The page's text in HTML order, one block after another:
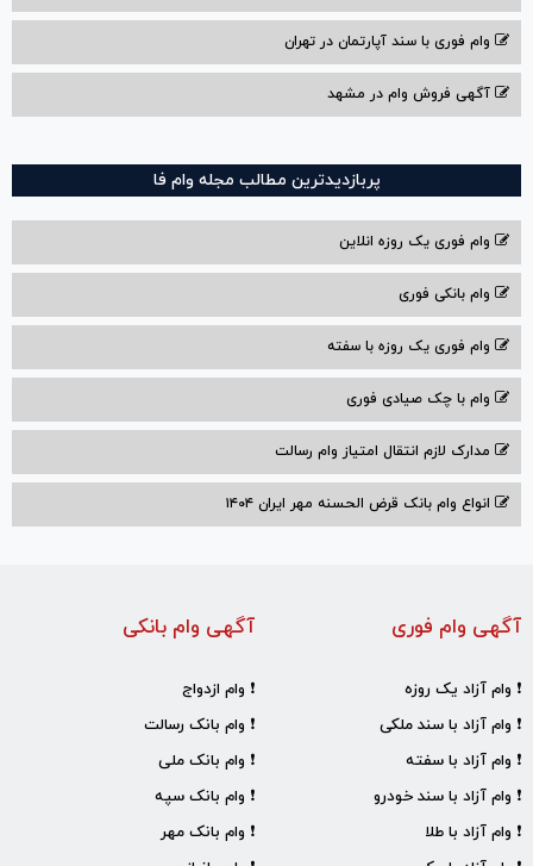
وام فوری با سند آپارتمان در تهران
آگهی فروش وام در مشهد
پربازدیدترین مطالب مجله وام فا
وام فوری یک روزه انلاین
وام بانکی فوری
وام فوری یک روزه با سفته
وام با‌ چک صیادی‌ فوری
مدارک لازم انتقال امتیاز وام رسالت
انواع وام بانک قرض الحسنه مهر ایران ۱۴۰۴
آگهی وام بانکی
❗ وام ازدواج
❗ وام بانک رسالت
❗ وام بانک ملی
❗ وام بانک سپه
❗ وام بانک مهر
آگهی وام فوری
❗ وام آزاد یک روزه
❗ وام آزاد با سند ملکی
❗ وام آزاد با سفته
❗ وام آزاد با سند خودرو
❗ وام آزاد با طلا